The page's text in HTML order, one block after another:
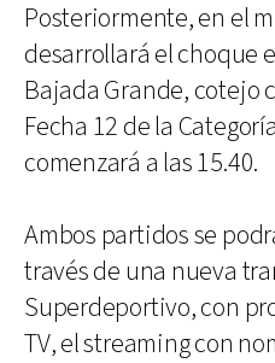
Posteriormente, en el
desarrollará el choque
Bajada Grande, cotejo
Fecha 12 de la
comenzará a las 15.40.
Ambos partidos se
través de una nueva
Superdeportivo, con
TV, el streaming con